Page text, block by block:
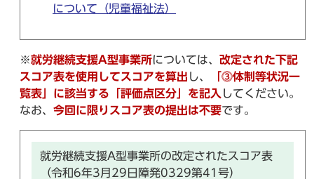
について（児童福祉法）
※就労継続支援A型事業所については、 改定された下記
スコア表を使用してスコアを算出 し、
「⓷体制等状況一
覧表」に該当する「評価点区分」を記入 してください。
なお、 今回に限りスコア表の提出は不要です。
就労継続支援A型事業所の改定されたスコア表
（令和6年3月29日障発0329第41号）